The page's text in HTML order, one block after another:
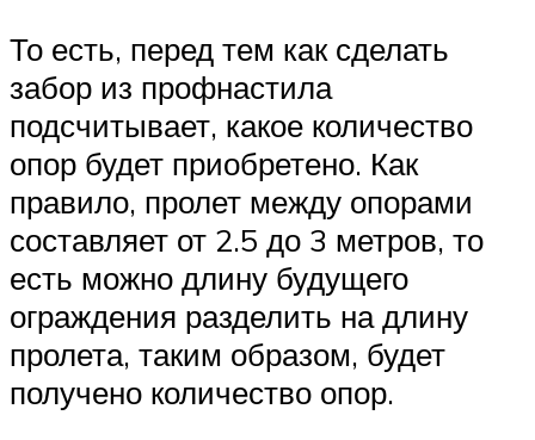
То есть, перед тем как сделать
забор из профнастила
подсчитывает, какое количество
опор будет приобретено. Как
правило, пролет между опорами
составляет от 2.5 до 3 метров, то
есть можно длину будущего
ограждения разделить на длину
пролета, таким образом, будет
получено количество опор.